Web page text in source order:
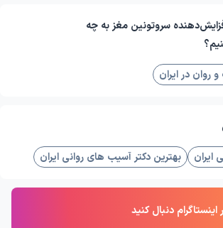
سروتونین مغز به چه
روان در ایران
ایران بهترین دکتر آسیب های روانی ایران
اینستاگرام دنبال کنید